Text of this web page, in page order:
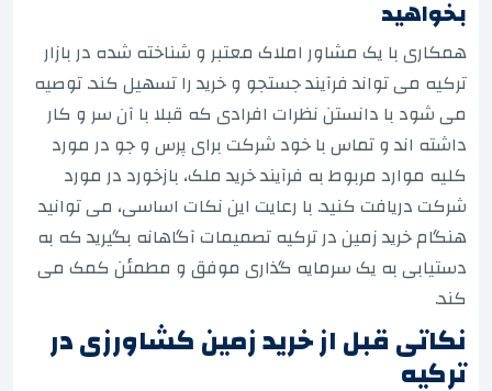
بخواهید
همکاری با یک مشاور املاک معتبر و شناخته شده در بازار
ترکیه می تواند فرآیند جستجو و خرید را تسهیل کند. توصیه
می شود با دانستن نظرات افرادی که قبلا با آن سر و کار
داشته اند و تماس با خود شرکت برای پرس و جو در مورد
کلیه موارد مربوط به فرآیند خرید ملک، بازخورد در مورد
شرکت دریافت کنید. با رعایت این نکات اساسی، می توانید
هنگام خرید زمین در ترکیه تصمیمات آگاهانه بگیرید که به
دستیابی به یک سرمایه گذاری موفق و مطمئن کمک می
کند.
نکاتی قبل از خرید زمین کشاورزی در
ترکیه